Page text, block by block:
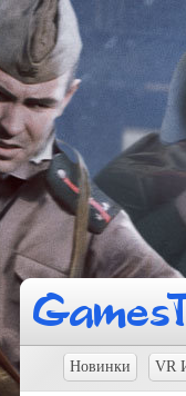
Новинки VR